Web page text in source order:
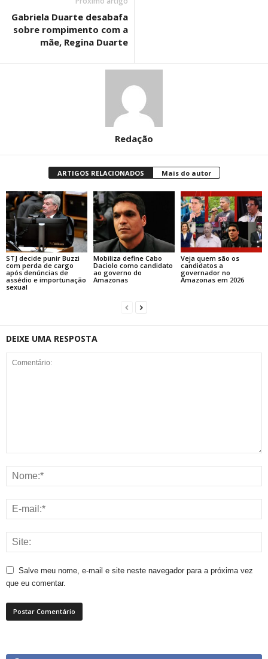
Gabriela Duarte desabafa
sobre rompimento com a
mãe, Regina Duarte
Redação
ARTIGOS RELACIONADOS Mais do autor
STJ decide punir Buzzi
com perda de cargo
após denúncias de
assédio e importunação
sexual
Mobiliza define Cabo
Daciolo como candidato
ao governo do
Amazonas
Veja quem são os
candidatos a
governador no
Amazonas em 2026
DEIXE UMA RESPOSTA
Salve meu nome, e-mail e site neste navegador para a próxima vez
que eu comentar.